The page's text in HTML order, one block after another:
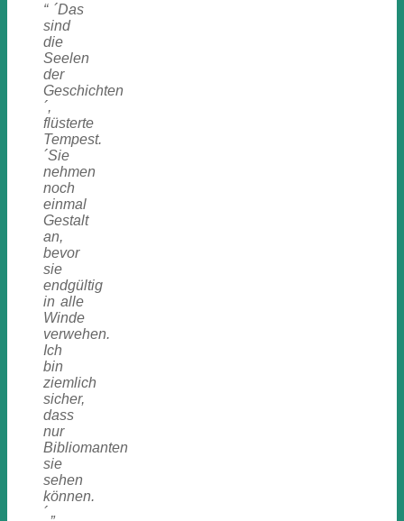
“ ´Das
sind
die
Seelen
der
Geschichten
´,
flüsterte
Tempest.
´Sie
nehmen
noch
einmal
Gestalt
an,
bevor
sie
endgültig
in alle
Winde
verwehen.
Ich
bin
ziemlich
sicher,
dass
nur
Bibliomanten
sie
sehen
können.
´ „